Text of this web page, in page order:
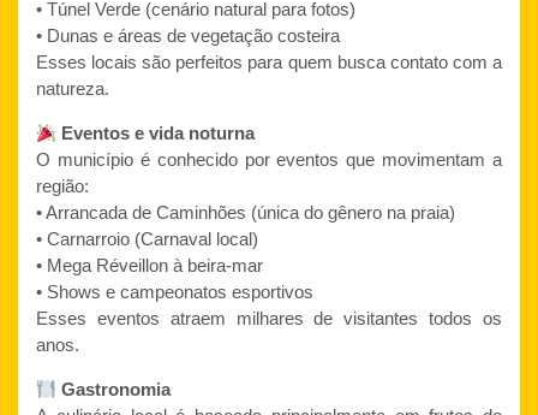
• Túnel Verde (cenário natural para fotos)
• Dunas e áreas de vegetação costeira
Esses locais são perfeitos para quem busca contato com a
natureza.
Eventos e vida noturna
O município é conhecido por eventos que movimentam a
região:
• Arrancada de Caminhões (única do gênero na praia)
• Carnarroio (Carnaval local)
• Mega Réveillon à beira-mar
• Shows e campeonatos esportivos
Esses eventos atraem milhares de visitantes todos os
anos.
Gastronomia